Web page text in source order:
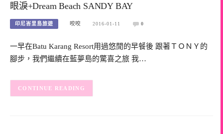
眼淚+Dream Beach SANDY BAY
印尼峇里島旅遊 咬咬 2016-01-11 0
一早在Batu Karang Resort用過悠閒的早餐後 跟著ＴＯＮＹ的
腳步，我們繼續在藍夢島的驚喜之旅 我…
CONTINUE READING